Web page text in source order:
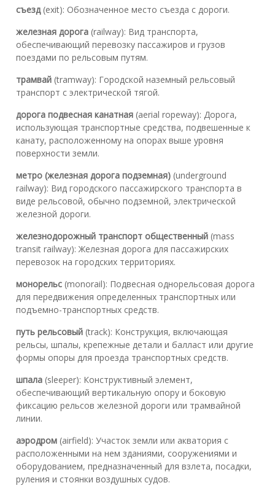
съезд(exit): Обозначенное место съезда с дороги.
железная дорога (railway): Вид транспорта,
обеспечивающий перевозку пассажиров и грузов
поездами по рельсовым путям.
трамвай (tramway): Городской наземный рельсовый
транспорт с электрической тягой.
дорога подвесная канатная (aerial ropeway): Дорога,
использующая транспортные средства, подвешенные к
канату, расположенному на опорах выше уровня
поверхности земли.
метро (железная дорога подземная) (underground
railway): Вид городского пассажирского транспорта в
виде рельсовой, обычно подземной, электрической
железной дороги.
железнодорожный транспорт общественный (mass
transit railway): Железная дорога для пассажирских
перевозок на городских территориях.
монорельс (monorail): Подвесная однорельсовая дорога
для передвижения определенных транспортных или
подъемно-транспортных средств.
путь рельсовый (track): Конструкция, включающая
рельсы, шпалы, крепежные детали и балласт или другие
формы опоры для проезда транспортных средств.
шпала (sleeper): Конструктивный элемент,
обеспечивающий вертикальную опору и боковую
фиксацию рельсов железной дороги или трамвайной
линии.
аэродром (airfield): Участок земли или акватория с
расположенными на нем зданиями, сооружениями и
оборудованием, предназначенный для взлета, посадки,
руления и стоянки воздушных судов.